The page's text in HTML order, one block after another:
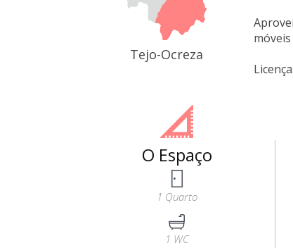
Tejo-Ocreza
O Espaço
1 Quarto
1 WC